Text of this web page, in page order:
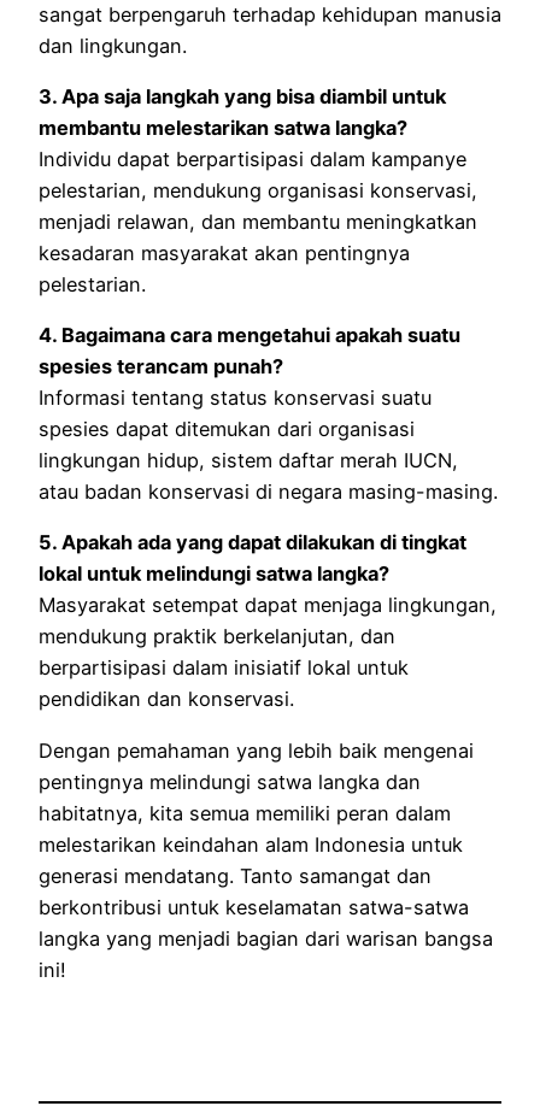
sangat berpengaruh terhadap kehidupan manusia
dan lingkungan.
3. Apa saja langkah yang bisa diambil untuk
membantu melestarikan satwa langka?
Individu dapat berpartisipasi dalam kampanye
pelestarian, mendukung organisasi konservasi,
menjadi relawan, dan membantu meningkatkan
kesadaran masyarakat akan pentingnya
pelestarian.
4. Bagaimana cara mengetahui apakah suatu
spesies terancam punah?
Informasi tentang status konservasi suatu
spesies dapat ditemukan dari organisasi
lingkungan hidup, sistem daftar merah IUCN,
atau badan konservasi di negara masing-masing.
5. Apakah ada yang dapat dilakukan di tingkat
lokal untuk melindungi satwa langka?
Masyarakat setempat dapat menjaga lingkungan,
mendukung praktik berkelanjutan, dan
berpartisipasi dalam inisiatif lokal untuk
pendidikan dan konservasi.
Dengan pemahaman yang lebih baik mengenai
pentingnya melindungi satwa langka dan
habitatnya, kita semua memiliki peran dalam
melestarikan keindahan alam Indonesia untuk
generasi mendatang. Tanto samangat dan
berkontribusi untuk keselamatan satwa-satwa
langka yang menjadi bagian dari warisan bangsa
ini!